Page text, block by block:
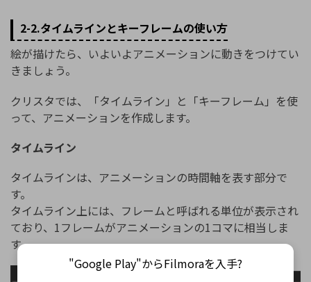
2-2.タイムラインとキーフレームの使い方
絵が描けたら、いよいよアニメーションに動きをつけてい
きましょう。
クリスタでは、「タイムライン」と「キーフレーム」を使
って、アニメーションを作成します。
タイムライン
タイムラインは、アニメーションの時間軸を表す部分で
す。
タイムライン上には、フレームと呼ばれる単位が表示され
ており、1フレームがアニメーションの1コマに相当しま
す。
"Google Play"からFilmoraを入手?